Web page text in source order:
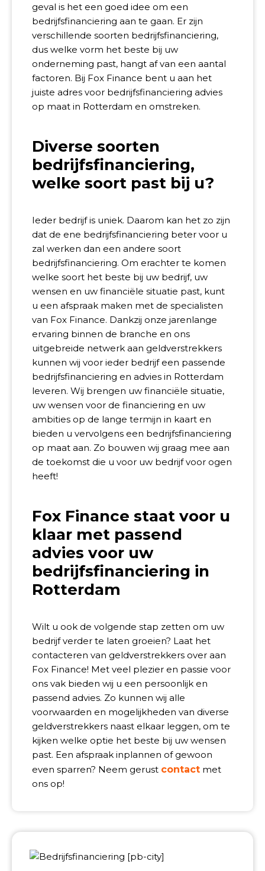
geval is het een goed idee om een
bedrijfsfinanciering aan te gaan. Er zijn
verschillende soorten bedrijfsfinanciering,
dus welke vorm het beste bij uw
onderneming past, hangt af van een aantal
factoren. Bij Fox Finance bent u aan het
juiste adres voor bedrijfsfinanciering advies
op maat in Rotterdam en omstreken.
Diverse soorten
bedrijfsfinanciering,
welke soort past bij u?
Ieder bedrijf is uniek. Daarom kan het zo zijn
dat de ene bedrijfsfinanciering beter voor u
zal werken dan een andere soort
bedrijfsfinanciering. Om erachter te komen
welke soort het beste bij uw bedrijf, uw
wensen en uw financiële situatie past, kunt
u een afspraak maken met de specialisten
van Fox Finance. Dankzij onze jarenlange
ervaring binnen de branche en ons
uitgebreide netwerk aan geldverstrekkers
kunnen wij voor ieder bedrijf een passende
bedrijfsfinanciering en advies in Rotterdam
leveren. Wij brengen uw financiële situatie,
uw wensen voor de financiering en uw
ambities op de lange termijn in kaart en
bieden u vervolgens een bedrijfsfinanciering
op maat aan. Zo bouwen wij graag mee aan
de toekomst die u voor uw bedrijf voor ogen
heeft!
Fox Finance staat voor u
klaar met passend
advies voor uw
bedrijfsfinanciering in
Rotterdam
Wilt u ook de volgende stap zetten om uw
bedrijf verder te laten groeien? Laat het
contacteren van geldverstrekkers over aan
Fox Finance! Met veel plezier en passie voor
ons vak bieden wij u een persoonlijk en
passend advies. Zo kunnen wij alle
voorwaarden en mogelijkheden van diverse
geldverstrekkers naast elkaar leggen, om te
kijken welke optie het beste bij uw wensen
past. Een afspraak inplannen of gewoon
even sparren? Neem gerust contact met
ons op!